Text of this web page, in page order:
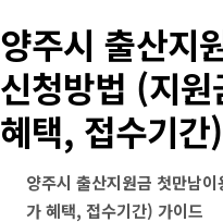
양주시 출산지
신청방법 (지
혜택, 접수기간)
양주시 출산지원금 첫만남
가 혜택, 접수기간) 가이드